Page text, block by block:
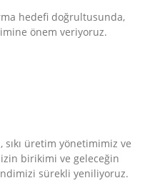
hedefi doğrultusunda,
önem veriyoruz.
sıkı üretim yönetimimiz ve
birikimi ve geleceğin
sürekli yeniliyoruz.